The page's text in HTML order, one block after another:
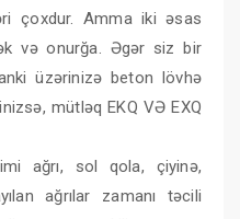
çoxdur. Amma iki əsas
və onurğa. Əgər siz bir
üzərinizə beton lövhə
mütləq EKQ VƏ EXQ
ağrı, sol qola, çiyinə,
ağrılar zamanı təcili